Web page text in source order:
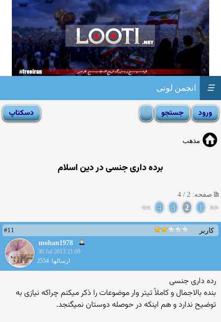
انجمن لوتی ☰
مذهب
برده داری جنسی در دین اسلام
صفحه: 2 / 4
<<
1
2
3
4
>>
کاربر
#11
mohan1978
30 Jul 2013 21:09
ارسالها: 2554
رده داری جنسی
بنده بالاجمال و کاملاً تیتر وار موضوعات را ذکر میکنم چراکه نیازی به
توضیح ندارد و هم اینکه در حوصله دوستان نمیگنجد.